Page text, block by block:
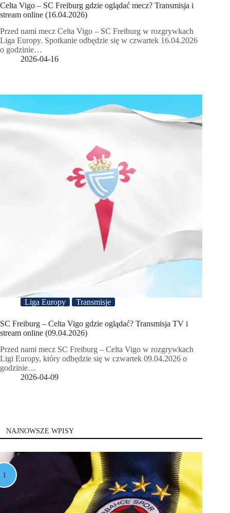
Celta Vigo – SC Freiburg gdzie oglądać mecz? Transmisja i
stream online (16.04.2026)
Przed nami mecz Celta Vigo – SC Freiburg w rozgrywkach
Liga Europy. Spotkanie odbędzie się w czwartek 16.04.2026
o godzinie…
2026-04-16
Liga Europy Transmisje
SC Freiburg – Celta Vigo gdzie oglądać? Transmisja TV i
stream online (09.04.2026)
Przed nami mecz SC Freiburg – Celta Vigo w rozgrywkach
Ligi Europy, który odbędzie się w czwartek 09.04.2026 o
godzinie…
2026-04-09
NAJNOWSZE WPISY